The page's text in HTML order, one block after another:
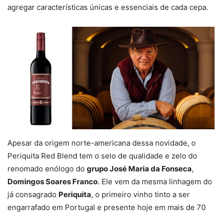
agregar características únicas e essenciais de cada cepa.
Apesar da origem norte-americana dessa novidade, o
Periquita Red Blend tem o selo de qualidade e zelo do
renomado enólogo do grupo José Maria da Fonseca,
Domingos Soares Franco. Ele vem da mesma linhagem do
já consagrado Periquita, o primeiro vinho tinto a ser
engarrafado em Portugal e presente hoje em mais de 70